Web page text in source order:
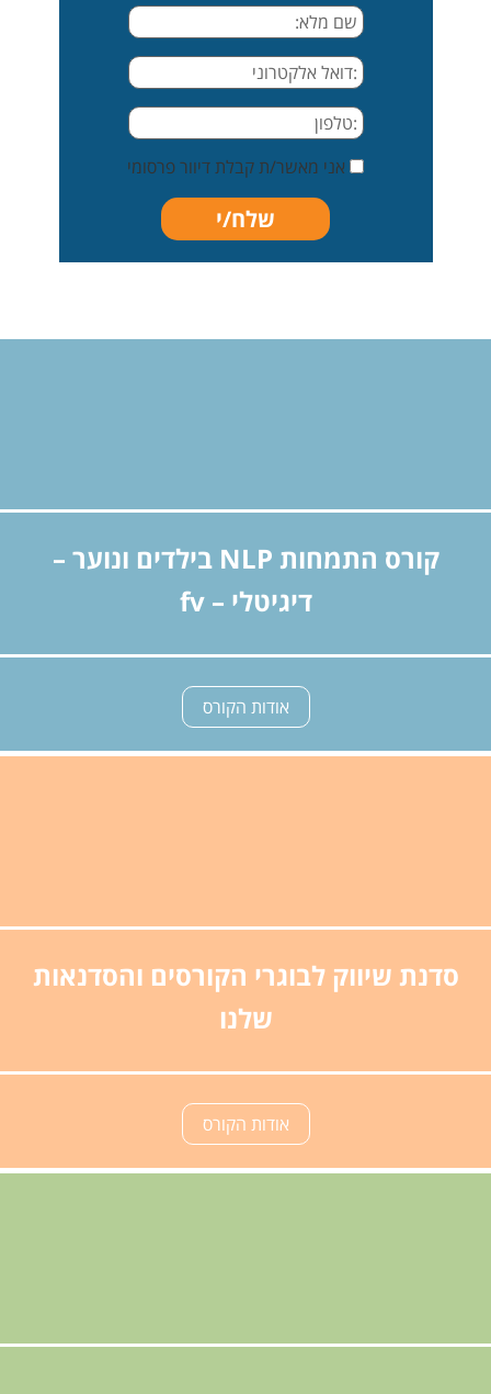
אני מאשר/ת קבלת דיוור פרסומי
קורס התמחות NLP בילדים ונוער –
דיגיטלי – fv
אודות הקורס
סדנת שיווק לבוגרי הקורסים והסדנאות
שלנו
אודות הקורס